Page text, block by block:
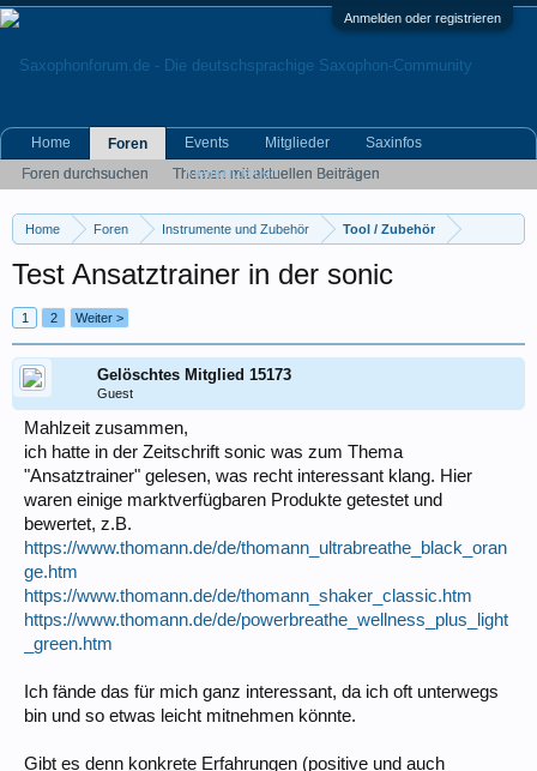
Anmelden oder registrieren
Home Foren Instrumente und Zubehör Tool / Zubehör
Test Ansatztrainer in der sonic
1 2 Weiter >
Gelöschtes Mitglied 15173
Guest
Mahlzeit zusammen,
ich hatte in der Zeitschrift sonic was zum Thema
"Ansatztrainer" gelesen, was recht interessant klang. Hier
waren einige marktverfügbaren Produkte getestet und
bewertet, z.B.
https://www.thomann.de/de/thomann_ultrabreathe_black_oran
ge.htm
https://www.thomann.de/de/thomann_shaker_classic.htm
https://www.thomann.de/de/powerbreathe_wellness_plus_light
_green.htm
Ich fände das für mich ganz interessant, da ich oft unterwegs
bin und so etwas leicht mitnehmen könnte.
Gibt es denn konkrete Erfahrungen (positive und auch
Home
Foren
Foren durchsuchen
Themen mit aktuellen Beiträgen
Events Mitglieder
Saxinfos
Kleinanzeigen